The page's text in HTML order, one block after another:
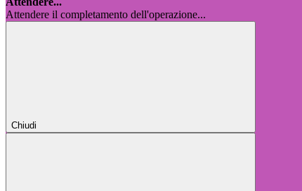
Attendere il completamento dell'operazione...
Chiudi